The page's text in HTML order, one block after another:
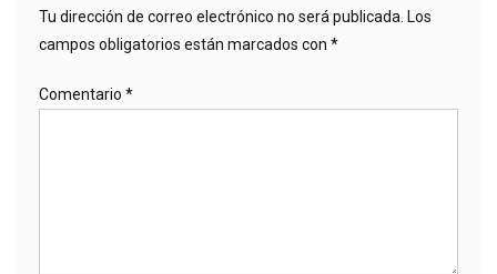
Tu dirección de correo electrónico no será publicada. Los
campos obligatorios están marcados con *
Comentario *